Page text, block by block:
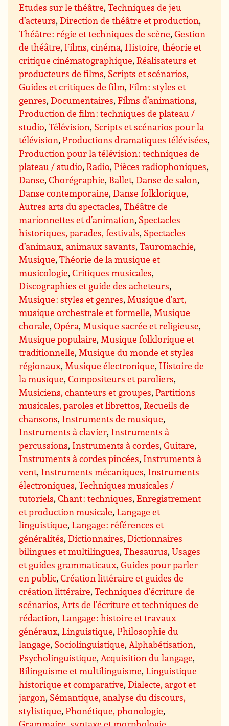
Etudes sur le théâtre,Techniques de jeu
d’acteurs,Direction de théâtre et production,
Théâtre : régie et techniques de scène,Gestion
de théâtre,Films, cinéma,Histoire, théorie et
critique cinématographique,Réalisateurs et
producteurs de films, Scripts et scénarios,
Guides et critiques de film,Film : styles et
genres,Documentaires,Films d’animations,
Production de film : techniques de plateau /
studio,Télévision, Scripts et scénarios pour la
télévision,Productions dramatiques télévisées,
Production pour la télévision : techniques de
plateau / studio,Radio,Pièces radiophoniques,
Danse,Chorégraphie, Ballet,Danse de salon,
Danse contemporaine,Danse folklorique,
Autres arts du spectacles,Théâtre de
marionnettes et d’animation, Spectacles
historiques, parades, festivals, Spectacles
d’animaux, animaux savants,Tauromachie,
Musique,Théorie de la musique et
musicologie,Critiques musicales,
Discographies et guide des acheteurs,
Musique : styles et genres,Musique d’art,
musique orchestrale et formelle,Musique
chorale,Opéra,Musique sacrée et religieuse,
Musique populaire,Musique folklorique et
traditionnelle,Musique du monde et styles
régionaux,Musique électronique,Histoire de
la musique,Compositeurs et paroliers,
Musiciens, chanteurs et groupes,Partitions
musicales, paroles et librettos,Recueils de
chansons, Instruments de musique,
Instruments à clavier, Instruments à
percussions, Instruments à cordes,Guitare,
Instruments à cordes pincées, Instruments à
vent, Instruments mécaniques, Instruments
électroniques,Techniques musicales /
tutoriels,Chant : techniques,Enregistrement
et production musicale,Langage et
linguistique,Langage : références et
généralités,Dictionnaires,Dictionnaires
bilingues et multilingues,Thesaurus,Usages
et guides grammaticaux,Guides pour parler
en public,Création littéraire et guides de
création littéraire,Techniques d’écriture de
scénarios,Arts de l’écriture et techniques de
rédaction,Langage : histoire et travaux
généraux,Linguistique,Philosophie du
langage, Sociolinguistique,Alphabétisation,
Psycholinguistique,Acquisition du langage,
Bilinguisme et multilinguisme,Linguistique
historique et comparative,Dialecte, argot et
jargon, Sémantique, analyse du discours,
stylistique,Phonétique, phonologie,